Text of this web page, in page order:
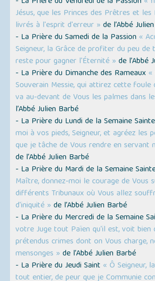
Jésus, que les Princes des Prêtres et
livrés à l'esprit d'erreur » de l’Abbé
- La Prière du Samedi de la Passion «
Seigneur, la Grâce de profiter du peu de
reste pour gagner l'Éternité » de l’Abbé
- La Prière du Dimanche des Rameaux
Souverain Messie, qui attirez cette foule
va au-devant de Vous les palmes dans
l’Abbé Julien Barbé
- La Prière du Lundi de la Semaine Sainte
moi à vos pieds, Seigneur, et agréez les
que je tâche de Vous rendre en servant
de l’Abbé Julien Barbé
- La Prière du Mardi de la Semaine
Maître, donnez-moi le courage de Vous
différents Tribunaux où Vous allez
d'iniquité » de l’Abbé Julien Barbé
- La Prière du Mercredi de la Semaine
votre Juge tout Païen qu'il est, voit bien
prétendus crimes dont on Vous charge,
mensonges » de l’Abbé Julien Barbé
- La Prière du Jeudi Saint « Ô Seigneur,
tout entier, de peur que je Communie